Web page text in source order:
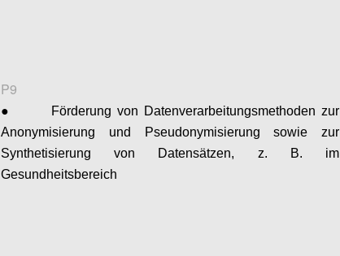
P9
●
Förderung von Datenverarbeitungsmethoden zur
Anonymisierung und Pseudonymisierung sowie zur
Synthetisierung von Datensätzen, z. B. im
Gesundheitsbereich